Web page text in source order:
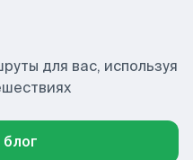
для вас, используя